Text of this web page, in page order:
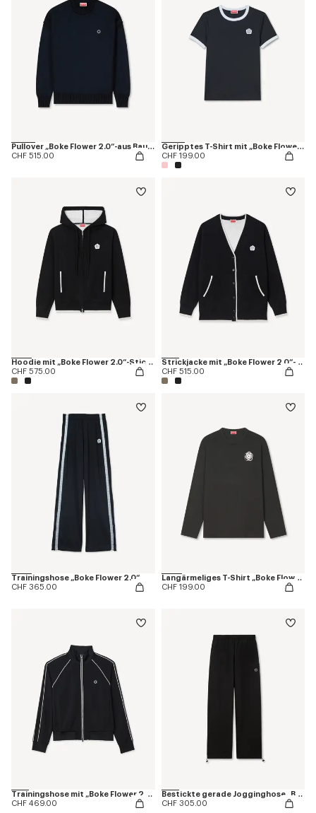
Pullover „Boke Flower 2.0“-aus Baumwoll-Wollgemisch
CHF 515.00
Geripptes T-Shirt mit „Boke Flower 2.0“-Stickerei
CHF 199.00
Hoodie mit „Boke Flower 2.0“-Stickerei und Reißverschluss aus Wolle und Baumwolle
CHF 575.00
Strickjacke mit „Boke Flower 2.0“-Stickerei aus Wolle und Baumwolle
CHF 515.00
CHF 365.00
Langärmeliges T-Shirt „Boke Flower 2.0“ aus Baumwolle
CHF 199.00
Trainingshose mit „Boke Flower 2.0“-Stickerei
CHF 469.00
Bestickte gerade Jogginghose „Boke Flower 2.0“ aus Baumwolle
CHF 305.00